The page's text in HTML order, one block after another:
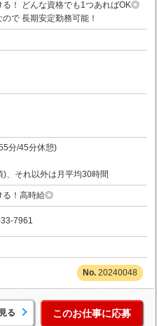
る！ どんな資格でも1つあればOK◎
で 長期安定勤務可能！
分/45分休憩)
、それ以外は月平均30時間
る！高時給◎
7961
20240048
る このお仕事に応募